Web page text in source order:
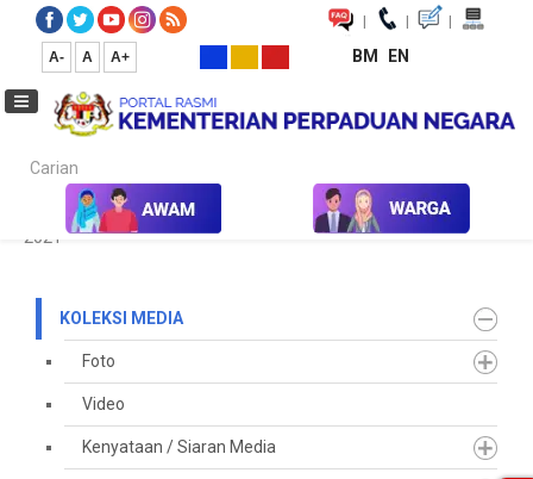
| | |
A- A A+ BM EN
Carian...
Laman Utama Media Koleksi Media Penerbitan
Buletin
2021
KOLEKSI MEDIA
Foto
Video
Kenyataan / Siaran Media